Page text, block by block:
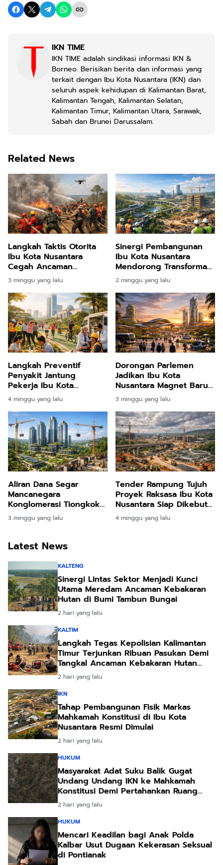
IKN TIME
IKN TIME adalah sindikasi informasi IKN &
Borneo. Berisikan berita dan informasi yang
terkait dengan Ibu Kota Nusantara (IKN) dan
seluruh aspek kehidupan di Kalimantan Barat,
Kalimantan Tengah, Kalimantan Selatan,
Kalimantan Timur, Kalimantan Utara, Sarawak,
Sabah dan Brunei Darussalam.
Related News
Langkah Taktis Otorita
Ibu Kota Nusantara
Cegah Ancaman
Kebakaran Lahan Melalui
Latihan Terpadu
3 minggu yang lalu
Sinergi Pembangunan
Ibu Kota Nusantara
Mendorong Transformasi
Ekonomi dan
Pemerataan Nasional
2 minggu yang lalu
Langkah Preventif
Penyakit Jantung
Pekerja Ibu Kota
Nusantara Melalui
Transformasi Gaya Hidup
Sehat
4 minggu yang lalu
Dorongan Parlemen
Jadikan Ibu Kota
Nusantara Magnet Baru
Industri Pariwisata Bisnis
Tanah Air
3 minggu yang lalu
Aliran Dana Segar
Mancanegara
Konglomerasi Tiongkok
Bangun Hunian Megah
Triliunan Rupiah di
3 minggu yang lalu
Tender Rampung Tujuh
Proyek Raksasa Ibu Kota
Nusantara Siap Dikebut
Pemerintah
4 minggu yang lalu
Latest News
KALTENG
Sinergi Lintas Sektor Menjadi Kunci
Utama Meredam Ancaman Kebakaran
Hutan di Bumi Tambun Bungai
2 hari yang lalu
KALTIM
Langkah Tegas Kepolisian Kalimantan
Timur Terjunkan Ribuan Pasukan Demi
Tangkal Ancaman Kebakaran Hutan
Akibat Kemarau Ekstrem
2 hari yang lalu
IKN
Tahap Pembangunan Fisik Markas
Mahkamah Konstitusi di Ibu Kota
Nusantara Resmi Dimulai
2 hari yang lalu
HUKUM
Masyarakat Adat Suku Balik Gugat
Undang Undang IKN ke Mahkamah
Konstitusi Demi Pertahankan Ruang
Hidup Leluhur
2 hari yang lalu
HUKUM
Mencari Keadilan bagi Anak Polda
Kalbar Usut Dugaan Kekerasan Seksual
di Pontianak